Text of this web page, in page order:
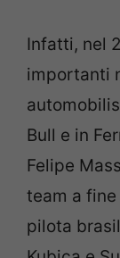
Infatti, nel
importanti
Bull e in
Felipe
team a
pilota